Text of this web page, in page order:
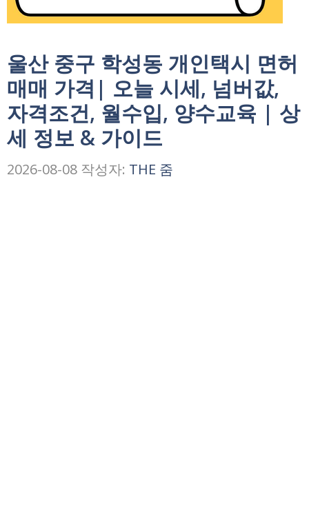
울산 중구 학성동 개인택시 면허
매매 가격| 오늘 시세, 넘버값,
자격조건, 월수입, 양수교육 | 상
세 정보 & 가이드
2026-08-08 작성자: THE 줌